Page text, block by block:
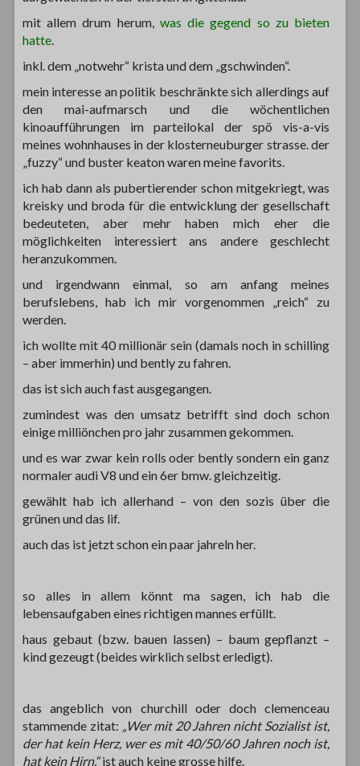
mit allem drum herum, was die gegend so zu bieten
hatte.
inkl. dem „notwehr“ krista und dem „gschwinden“.
mein interesse an politik beschränkte sich allerdings auf
den mai-aufmarsch und die wöchentlichen
kinoaufführungen im parteilokal der spö vis-a-vis
meines wohnhauses in der klosterneuburger strasse. der
„fuzzy“ und buster keaton waren meine favorits.
ich hab dann als pubertierender schon mitgekriegt, was
kreisky und broda für die entwicklung der gesellschaft
bedeuteten, aber mehr haben mich eher die
möglichkeiten interessiert ans andere geschlecht
heranzukommen.
und irgendwann einmal, so am anfang meines
berufslebens, hab ich mir vorgenommen „reich“ zu
werden.
ich wollte mit 40 millionär sein (damals noch in schilling
– aber immerhin) und bently zu fahren.
das ist sich auch fast ausgegangen.
zumindest was den umsatz betrifft sind doch schon
einige milliönchen pro jahr zusammen gekommen.
und es war zwar kein rolls oder bently sondern ein ganz
normaler audi V8 und ein 6er bmw. gleichzeitig.
gewählt hab ich allerhand – von den sozis über die
grünen und das lif.
auch das ist jetzt schon ein paar jahreln her.
so alles in allem könnt ma sagen, ich hab die
lebensaufgaben eines richtigen mannes erfüllt.
haus gebaut (bzw. bauen lassen) – baum gepflanzt –
kind gezeugt (beides wirklich selbst erledigt).
das angeblich von churchill oder doch clemenceau
stammende zitat: „Wer mit 20 Jahren nicht Sozialist ist,
der hat kein Herz, wer es mit 40/50/60 Jahren noch ist,
hat kein Hirn.“ist auch keine grosse hilfe.